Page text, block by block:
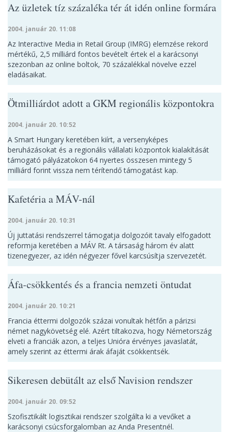
Az üzletek tíz százaléka tér át idén online formára
2004. január 20. 11:08
Az Interactive Media in Retail Group (IMRG) elemzése rekord
mértékű, 2,5 milliárd fontos bevételt értek el a karácsonyi
szezonban az online boltok, 70 százalékkal növelve ezzel
eladásaikat.
Ötmilliárdot adott a GKM regionális központokra
2004. január 20. 10:52
A Smart Hungary keretében kiírt, a versenyképes
beruházásokat és a regionális vállalati központok kialakítását
támogató pályázatokon 64 nyertes összesen mintegy 5
milliárd forint vissza nem térítendő támogatást kap.
Kafetéria a MÁV-nál
2004. január 20. 10:31
Új juttatási rendszerrel támogatja dolgozóit tavaly elfogadott
reformja keretében a MÁV Rt. A társaság három év alatt
tizenegyezer, az idén négyezer fővel karcsúsítja szervezetét.
Áfa-csökkentés és a francia nemzeti öntudat
2004. január 20. 10:21
Francia éttermi dolgozók százai vonultak hétfőn a párizsi
német nagykövetség elé. Azért tiltakozva, hogy Németország
elveti a franciák azon, a teljes Unióra érvényes javaslatát,
amely szerint az éttermi árak áfaját csökkentsék.
Sikeresen debütált az első Navision rendszer
2004. január 20. 09:52
Szofisztikált logisztikai rendszer szolgálta ki a vevőket a
karácsonyi csúcsforgalomban az Anda Presentnél.